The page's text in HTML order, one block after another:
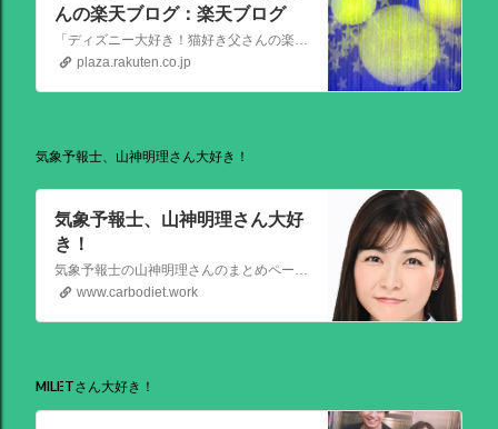
んの楽天ブログ：楽天ブログ
「ディズニー大好き！猫好き父さんの楽天ブログ」にようこそ！ いろんなブログサービスが廃止になるなか満を持して楽天ブログをはじめようと思います。 よろしくお願いいたします。
plaza.rakuten.co.jp
気象予報士、山神明理さん大好き！
気象予報士、山神明理さん大好
き！
気象予報士の山神明理さんのまとめページを作成しました。情報があればこれからも更新します。 #山上明理 さんではありません、#山神明理 さんです。 #山神さんロス #気象予報士 #防災士 #山上あかり #DayDay
www.carbodiet.work
MILETさん大好き！